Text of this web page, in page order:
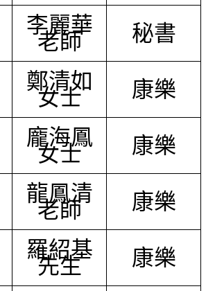
李麗華
老師 秘書
鄭清如
女士 康樂
龐海鳳
女士 康樂
龍鳳清
老師 康樂
羅紹基
先生 康樂